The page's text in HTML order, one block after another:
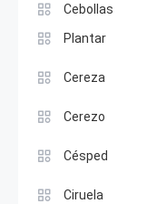
Cebollas
Plantar
Cereza
Cerezo
Césped
Ciruela